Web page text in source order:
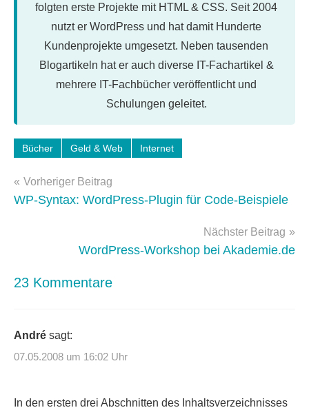
folgten erste Projekte mit HTML & CSS. Seit 2004
nutzt er WordPress und hat damit Hunderte
Kundenprojekte umgesetzt. Neben tausenden
Blogartikeln hat er auch diverse IT-Fachartikel &
mehrere IT-Fachbücher veröffentlicht und
Schulungen geleitet.
Schlagwörter:
verdienen,
geld2null,
Bücher Geld & Web Internet
Beitragsnavigation
Vorheriger Beitrag
WP-Syntax: WordPress-Plugin für Code-Beispiele
Nächster Beitrag
WordPress-Workshop bei Akademie.de
23 Kommentare
André sagt:
07.05.2008 um 16:02 Uhr
In den ersten drei Abschnitten des Inhaltsverzeichnisses